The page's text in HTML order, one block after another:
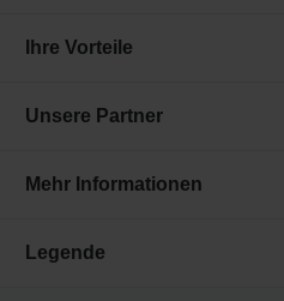
Ihre Vorteile
Unsere Partner
Mehr Informationen
Legende